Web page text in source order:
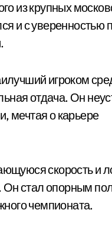
из крупных
и с уверенностью
игроком
отдача. Он
мечтая о карьере
скорость и
Он стал опорным
чемпионата.